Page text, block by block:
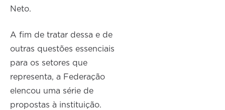
Neto.
A fim de tratar dessa e de
outras questões essenciais
para os setores que
representa, a Federação
elencou uma série de
propostas à instituição.